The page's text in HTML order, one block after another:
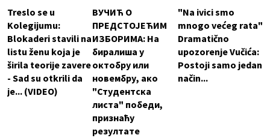
Treslo se u
Kolegijumu:
Blokaderi stavili na
listu ženu koja je
širila teorije zavere
- Sad su otkrili da
je... (VIDEO)
ВУЧИЋ О
ПРЕДСТОЈЕЋИМ
ИЗБОРИМА: На
биралиша у
октобру или
новембру, ако
"Студентска
листа" победи,
признаћу
резултате
"Na ivici smo
mnogo većeg rata"
Dramatično
upozorenje Vučića:
Postoji samo jedan
način...